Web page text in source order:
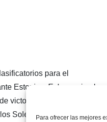
Para ofrecer las mejores
para el
Estonia y Eslovaquia-, los
victorias. Y lo hicieron con
Soler se ha convertido en